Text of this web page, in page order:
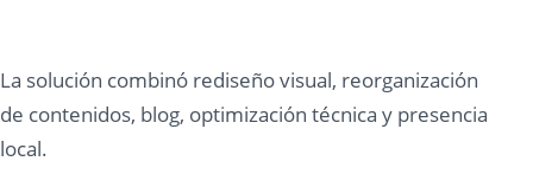
La solución combinó rediseño visual, reorganización
de contenidos, blog, optimización técnica y presencia
local.